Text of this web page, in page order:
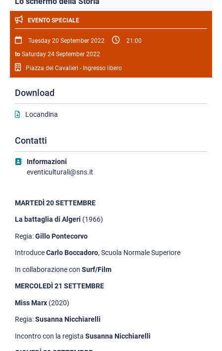
EVENTO SPECIALE
Tuesday 20 September 2022
21:00
to Saturday 24 September 2022
Piazza dei Cavalieri - Ingresso libero
Download
Locandina
Contatti
Informazioni
eventiculturali@sns.it
MARTEDÌ 20 SETTEMBRE
La battaglia di Algeri (1966)
Regia:Gillo Pontecorvo
IntroduceCarlo Boccadoro, Scuola Normale Superiore
In collaborazione con Surf/Film
MERCOLEDÌ 21 SETTEMBRE
Miss Marx (2020)
Regia:Susanna Nicchiarelli
Incontro con la regista Susanna Nicchiarelli